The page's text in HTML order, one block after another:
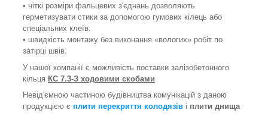
• чіткі розміри фальцевих з'єднань дозволяють
герметизувати стики за допомогою гумових кілець або
спеціальних клеїв.
• швидкість монтажу без виконання «вологих» робіт по
затірці швів.
У нашої компанії є можливість поставки залізобетонного
кільця КС 7.3-З ходовими скобами
Невід'ємною частиною будівництва комунікацій з даною
продукцією є плити перекриття колодязів і плити днища